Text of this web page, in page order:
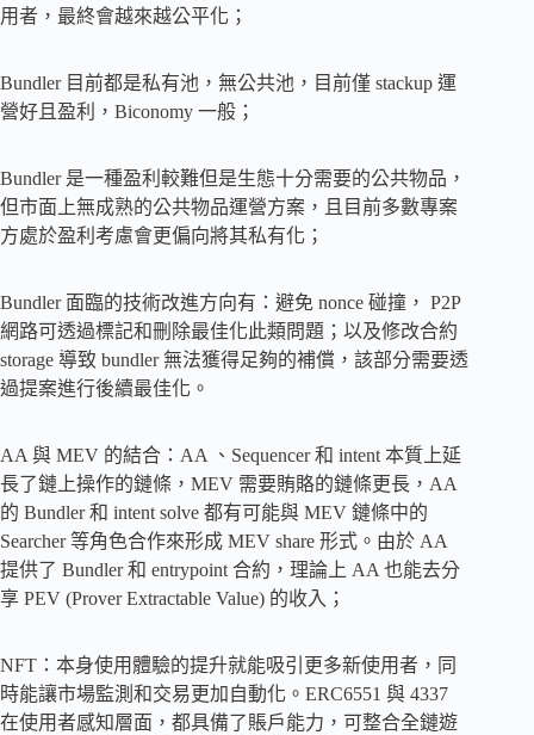
用者，最終會越來越公平化；
Bundler 目前都是私有池，無公共池，目前僅 stackup 運
營好且盈利，Biconomy 一般；
Bundler 是一種盈利較難但是生態十分需要的公共物品，
但市面上無成熟的公共物品運營方案，且目前多數專案
方處於盈利考慮會更偏向將其私有化；
Bundler 面臨的技術改進方向有：避免 nonce 碰撞， P2P
網路可透過標記和刪除最佳化此類問題；以及修改合約
storage 導致 bundler 無法獲得足夠的補償，該部分需要透
過提案進行後續最佳化。
AA 與 MEV 的結合：AA 、Sequencer 和 intent 本質上延
長了鏈上操作的鏈條，MEV 需要賄賂的鏈條更長，AA
的 Bundler 和 intent solve 都有可能與 MEV 鏈條中的
Searcher 等角色合作來形成 MEV share 形式。由於 AA
提供了 Bundler 和 entrypoint 合約，理論上 AA 也能去分
享 PEV (Prover Extractable Value) 的收入；
NFT：本身使用體驗的提升就能吸引更多新使用者，同
時能讓市場監測和交易更加自動化。ERC6551 與 4337
在使用者感知層面，都具備了賬戶能力，可整合全鏈遊